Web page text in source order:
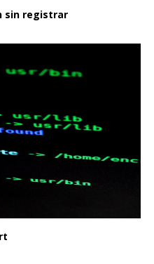
sin registrar